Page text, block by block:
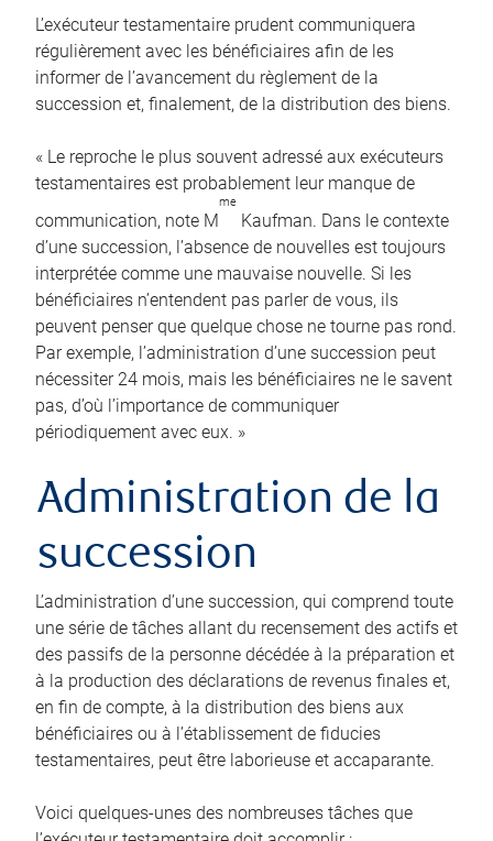
L’exécuteur testamentaire prudent communiquera
régulièrement avec les bénéficiaires afin de les
informer de l’avancement du règlement de la
succession et, finalement, de la distribution des biens.
« Le reproche le plus souvent adressé aux exécuteurs
testamentaires est probablement leur manque de
communication, note M
me
Kaufman. Dans le contexte
d’une succession, l’absence de nouvelles est toujours
interprétée comme une mauvaise nouvelle. Si les
bénéficiaires n’entendent pas parler de vous, ils
peuvent penser que quelque chose ne tourne pas rond.
Par exemple, l’administration d’une succession peut
nécessiter 24 mois, mais les bénéficiaires ne le savent
pas, d’où l’importance de communiquer
périodiquement avec eux. »
Administration de la
succession
L’administration d’une succession, qui comprend toute
une série de tâches allant du recensement des actifs et
des passifs de la personne décédée à la préparation et
à la production des déclarations de revenus finales et,
en fin de compte, à la distribution des biens aux
bénéficiaires ou à l’établissement de fiducies
testamentaires, peut être laborieuse et accaparante.
Voici quelques-unes des nombreuses tâches que